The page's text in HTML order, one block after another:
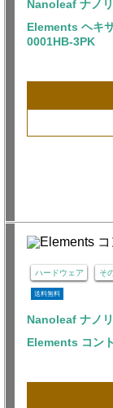
Nanoleaf ナノ
Elements ヘキ
0001HB-3PK
ハードウェア そ
送料無料
Nanoleaf ナノ
Elements コン